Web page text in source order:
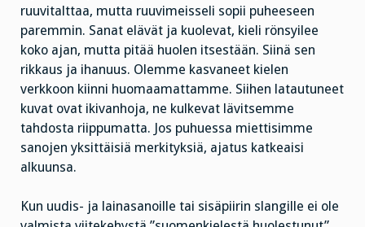
ruuvitalttaa, mutta ruuvimeisseli sopii puheeseen
paremmin. Sanat elävät ja kuolevat, kieli rönsyilee
koko ajan, mutta pitää huolen itsestään. Siinä sen
rikkaus ja ihanuus. Olemme kasvaneet kielen
verkkoon kiinni huomaamattamme. Siihen latautuneet
kuvat ovat ikivanhoja, ne kulkevat lävitsemme
tahdosta riippumatta. Jos puhuessa miettisimme
sanojen yksittäisiä merkityksiä, ajatus katkeaisi
alkuunsa.
Kun uudis- ja lainasanoille tai sisäpiirin slangille ei ole